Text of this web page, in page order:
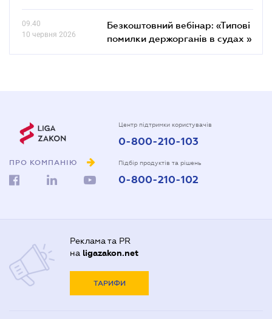
09.40
10 червня 2026
Безкоштовний вебінар: «Типові
помилки держорганів в судах »
ПРО КОМПАНІЮ
Центр підтримки користувачів
0-800-210-103
Підбір продуктів та рішень
0-800-210-102
Реклама та PR
на ligazakon.net
ТАРИФИ